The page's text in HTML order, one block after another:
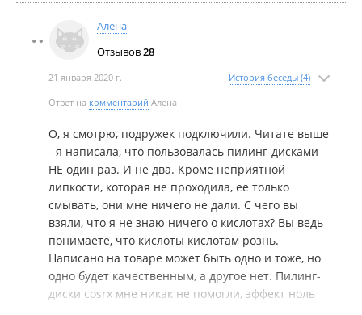
Алена
Отзывов28
21 января 2020 г. История беседы (4)
Ответ на комментарий Алена
О, я смотрю, подружек подключили. Читате выше
- я написала, что пользовалась пилинг-дисками
НЕ один раз. И не два. Кроме неприятной
липкости, которая не проходила, ее только
смывать, они мне ничего не дали. С чего вы
взяли, что я не знаю ничего о кислотах? Вы ведь
понимаете, что кислоты кислотам рознь.
Написано на товаре может быть одно и тоже, но
одно будет качественным, а другое нет. Пилинг-
диски cosrx мне никак не помогли, эффект ноль